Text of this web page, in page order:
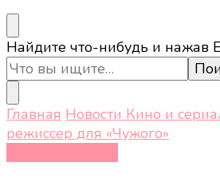
Ищите
что-
то?
Найдите что-нибудь и нажав
Главная Новости Кино и
режиссер для «Чужого»